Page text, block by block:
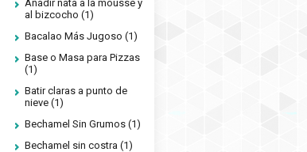
Añadir nata a la mousse y
al bizcocho (1)
Bacalao Más Jugoso (1)
Base o Masa para Pizzas
(1)
Batir claras a punto de
nieve (1)
Bechamel Sin Grumos (1)
Bechamel sin costra (1)